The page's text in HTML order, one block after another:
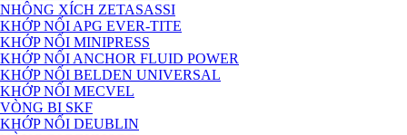
NHÔNG XÍCH ZETASASSI
KHỚP NỐI APG EVER-TITE
KHỚP NỐI MINIPRESS
KHỚP NỐI ANCHOR FLUID POWER
KHỚP NỐI BELDEN UNIVERSAL
KHỚP NỐI MECVEL
VÒNG BI SKF
KHỚP NỐI DEUBLIN